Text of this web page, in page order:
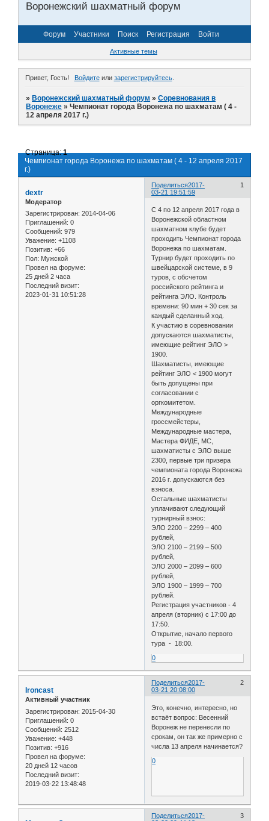
Воронежский шахматный форум
Форум Участники Поиск Регистрация Войти
Активные темы
Привет, Гость! Войдитеили зарегистрируйтесь.
»Воронежский шахматный форум »Соревнования в
Воронеже »Чемпионат города Воронежа по шахматам ( 4 -
12 апреля 2017 г.)
Чемпионат города Воронежа по шахматам ( 4 - 12 апреля 2017
г.)
Страница:1
Поделиться 1
2017-
03-21 19:51:59
dextr
Модератор
Зарегистрирован: 2014-04-06
Приглашений: 0
Сообщений: 979
Уважение: +1108
Позитив: +66
Пол: Мужской
Провел на форуме:
25 дней 2 часа
Последний визит:
2023-01-31 10:51:28
С 4 по 12 апреля 2017 года в
Воронежской областном
шахматном клубе будет
проходить Чемпионат города
Воронежа по шахматам.
Турнир будет проходить по
швейцарской системе, в 9
туров, с обсчетом
российского рейтинга и
рейтинга ЭЛО. Контроль
времени: 90 мин + 30 сек за
каждый сделанный ход.
К участию в соревновании
допускаются шахматисты,
имеющие рейтинг ЭЛО >
1900.
Шахматисты, имеющие
рейтинг ЭЛО < 1900 могут
быть допущены при
согласовании с
оргкомитетом.
Международные
гроссмейстеры,
Международные мастера,
Мастера ФИДЕ, МС,
шахматисты с ЭЛО выше
2300, первые три призера
чемпионата города Воронежа
2016 г. допускаются без
взноса.
Остальные шахматисты
уплачивают следующий
турнирный взнос:
ЭЛО 2200 – 2299 – 400
рублей,
ЭЛО 2100 – 2199 – 500
рублей,
ЭЛО 2000 – 2099 – 600
рублей,
ЭЛО 1900 – 1999 – 700
рублей.
Регистрация участников - 4
апреля (вторник) с 17:00 до
17:50.
Открытие, начало первого
тура - 18:00.
0
Поделиться 2
2017-
03-21 20:08:00
Ironcast
Активный участник
Зарегистрирован: 2015-04-30
Приглашений: 0
Сообщений: 2512
Уважение: +448
Позитив: +916
Провел на форуме:
20 дней 12 часов
Последний визит:
2019-03-22 13:48:48
Это, конечно, интересно, но
встаёт вопрос: Весенний
Воронеж не перенесли по
срокам, он так же примерно с
числа 13 апреля начинается?
0
Поделиться 3
2017-